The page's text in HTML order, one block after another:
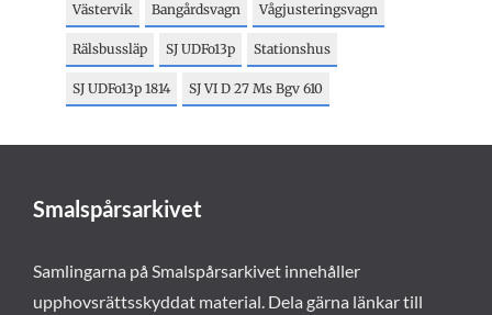
Västervik Bangårdsvagn Vågjusteringsvagn
Rälsbussläp SJ UDFo13p Stationshus
SJ UDFo13p 1814 SJ VI D 27 Ms Bgv 610
Smalspårsarkivet
Samlingarna på Smalspårsarkivet innehåller
upphovsrättsskyddat material. Dela gärna länkar till